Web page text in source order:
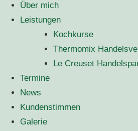
Über mich
Leistungen
Kochkurse
Thermomix
Le Creuset
Termine
News
Kundenstimmen
Galerie